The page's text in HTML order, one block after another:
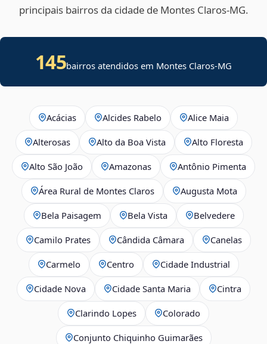
principais bairros da cidade de Montes Claros‑MG.
145bairros atendidos em Montes Claros-MG
Acácias Alcides Rabelo Alice Maia
Alterosas Alto da Boa Vista Alto Floresta
Alto São João Amazonas Antônio Pimenta
Área Rural de Montes Claros Augusta Mota
Bela Paisagem Bela Vista Belvedere
Camilo Prates Cândida Câmara Canelas
Carmelo Centro Cidade Industrial
Cidade Nova Cidade Santa Maria Cintra
Clarindo Lopes Colorado
Conjunto Chiquinho Guimarães